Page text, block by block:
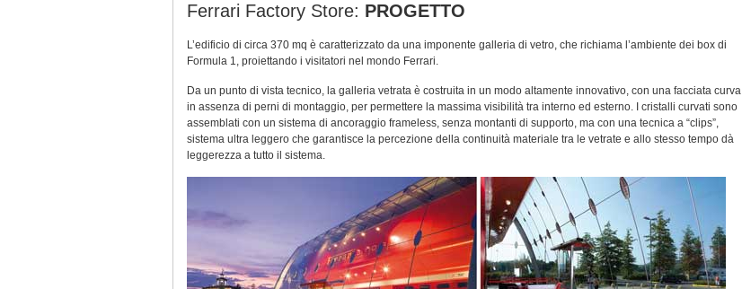
Ferrari Factory Store: PROGETTO
L’edificio di circa 370 mq è caratterizzato da una imponente galleria di vetro, che richiama l’ambiente dei box di
Formula 1, proiettando i visitatori nel mondo Ferrari.
Da un punto di vista tecnico, la galleria vetrata è costruita in un modo altamente innovativo, con una facciata curva
in assenza di perni di montaggio, per permettere la massima visibilità tra interno ed esterno. I cristalli curvati sono
assemblati con un sistema di ancoraggio frameless, senza montanti di supporto, ma con una tecnica a “clips”,
sistema ultra leggero che garantisce la percezione della continuità materiale tra le vetrate e allo stesso tempo dà
leggerezza a tutto il sistema.